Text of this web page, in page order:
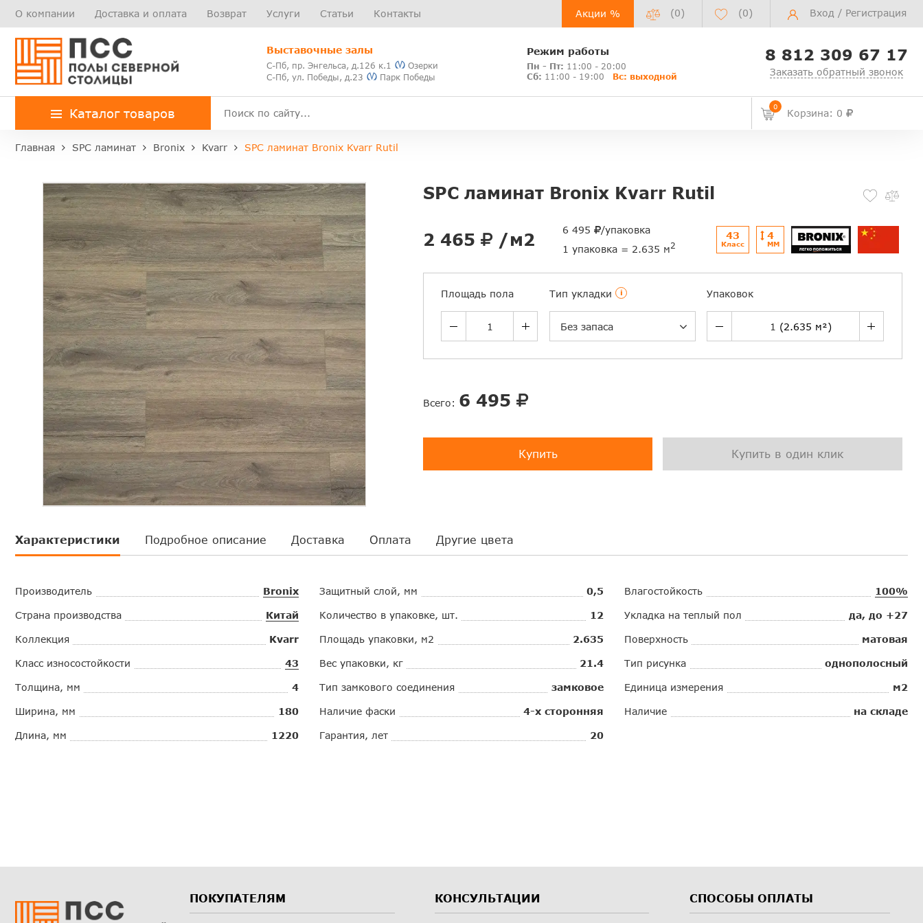
О компании Доставка и оплата Возврат Услуги Статьи Контакты Акции % (0) (0) Вход / Регистрация
Выставочные залы
С-Пб, пр. Энгельса, д.126 к.1
Озерки
С-Пб, ул. Победы, д.23
Парк Победы
Режим работы
Пн - Пт: 11:00 - 20:00
Сб: 11:00 - 19:00 Вс: выходной
8 812 309 67 17
Заказать обратный звонок
Каталог товаров 0
Корзина: 0
Главная SPC ламинат Bronix Kvarr SPC ламинат Bronix Kvarr Rutil
SPC ламинат Bronix Kvarr Rutil
2 465 /м2 6 495
/упаковка
1 упаковка = 2.635 м2
43
Класс
4
ММ
Площадь пола Тип укладки i
Без запаса
Упаковок
Всего: 6 495
Купить Купить в один клик
Характеристики Подробное описание Доставка Оплата Другие цвета
Производитель Bronix
Страна производства Китай
Коллекция Kvarr
Класс износостойкости 43
Толщина, мм 4
Ширина, мм 180
Длина, мм 1220
Защитный слой, мм 0,5
Количество в упаковке, шт. 12
Площадь упаковки, м2 2.635
Вес упаковки, кг 21.4
Тип замкового соединения замковое
Наличие фаски 4-х сторонняя
Гарантия, лет 20
Влагостойкость 100%
Укладка на теплый пол да, до +27
Поверхность матовая
Тип рисунка однополосный
Единица измерения м2
Наличие на складе
ПОКУПАТЕЛЯМ КОНСУЛЬТАЦИИ СПОСОБЫ ОПЛАТЫ